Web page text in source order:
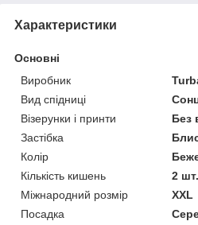
Характеристики
Основні
Виробник
Вид спідниці
Візерунки і принти
Без
Застібка
Колір
Кількість кишень
2 шт.
Міжнародний розмір
XXL
Посадка